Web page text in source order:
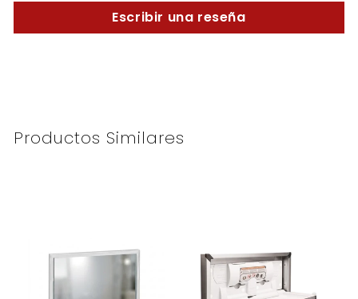
Escribir una reseña
Productos Similares